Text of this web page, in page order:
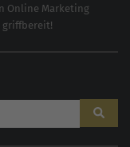
Online Marketing
griffbereit!